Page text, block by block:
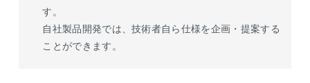
す。
自社製品開発では、技術者自ら仕様を企画・提案する
ことができます。